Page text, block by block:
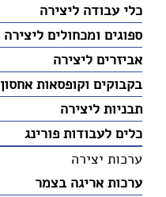
כלי עבודה ליצירה
ספוגים ומכחולים ליצירה
אביזרים ליצירה
בקבוקים וקופסאות אחסון
תבניות ליצירה
כלים לעבודות פורינג
ערכות יצירה
ערכות אריגה בצמר